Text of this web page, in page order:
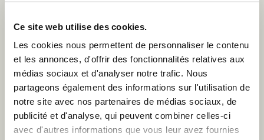
Ce site web utilise des cookies.
Les cookies nous permettent de personnaliser le contenu
et les annonces, d'offrir des fonctionnalités relatives aux
médias sociaux et d'analyser notre trafic. Nous
partageons également des informations sur l'utilisation de
notre site avec nos partenaires de médias sociaux, de
publicité et d'analyse, qui peuvent combiner celles-ci
avec d'autres informations que vous leur avez fournies